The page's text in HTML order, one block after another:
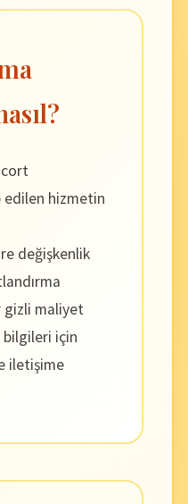
hizmetin
değişkenlik
gizli maliyet
için
iletişime